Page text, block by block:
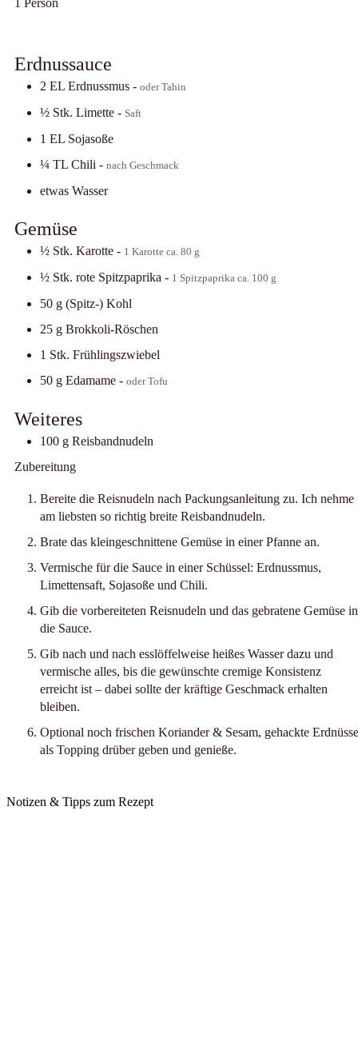
Erdnussauce
2 EL Erdnussmus - oder Tahin
½ Stk. Limette - Saft
1 EL Sojasoße
¼ TL Chili - nach Geschmack
etwas Wasser
Gemüse
½ Stk. Karotte - 1 Karotte ca. 80 g
½ Stk. rote Spitzpaprika - 1 Spitzpaprika ca. 100 g
50 g (Spitz-) Kohl
25 g Brokkoli-Röschen
1 Stk. Frühlingszwiebel
50 g Edamame - oder Tofu
Weiteres
100 g Reisbandnudeln
Zubereitung
Bereite die Reisnudeln nach Packungsanleitung zu. Ich nehme
am liebsten so richtig breite Reisbandnudeln.
Brate das kleingeschnittene Gemüse in einer Pfanne an.
Vermische für die Sauce in einer Schüssel: Erdnussmus,
Limettensaft, Sojasoße und Chili.
Gib die vorbereiteten Reisnudeln und das gebratene Gemüse in
die Sauce.
Gib nach und nach esslöffelweise heißes Wasser dazu und
vermische alles, bis die gewünschte cremige Konsistenz
erreicht ist – dabei sollte der kräftige Geschmack erhalten
bleiben.
Optional noch frischen Koriander & Sesam, gehackte Erdnüsse
als Topping drüber geben und genieße.
Notizen & Tipps zum Rezept